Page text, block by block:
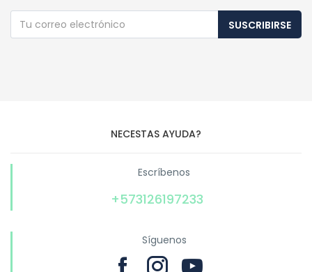
SUSCRIBIRSE
NECESTAS AYUDA?
Escríbenos
+573126197233
Síguenos